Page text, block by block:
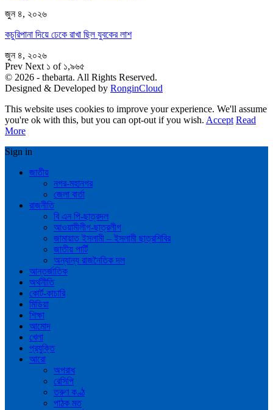
জুন ৪, ২০২৬
কচুরিপানা দিয়ে ঢেকে রাখা ছিল যুবকের লাশ
জুন ৪, ২০২৬
Prev Next ১ of ১,৯৬৫
© 2026 - thebarta. All Rights Reserved.
Designed & Developed by RonginCloud
This website uses cookies to improve your experience. We'll assume
you're ok with this, but you can opt-out if you wish. Accept Read
More
Sign in
জাতীয়
নগর-মহানগর
জেলা বার্তা
রাজনীতি
বি এন পি-ছাত্রদল
আওয়ামীলীগ-ছাত্রলীগ
জামায়াত ইসলামী – ইসলামী ছাত্রশিবির
জাতীয় পার্টি
অন্যান্য রাজনৈতিক দল
আন্তর্জাতিক
অর্থনীতি
কোর্ট-কাচারি
মিডিয়া
শিক্ষা
আমোদ
খেলা
প্রযুক্তি
আরো
অপরাধ
রেসিপি
তরুণ কণ্ঠ
পাঠক মত